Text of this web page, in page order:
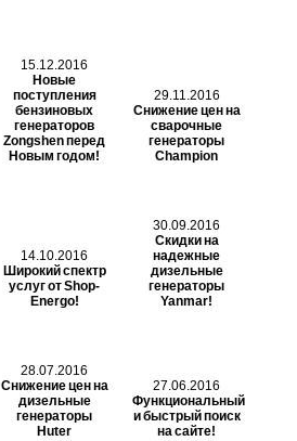
15.12.2016
Новые
поступления
бензиновых
генераторов
Zongshen перед
Новым годом!
29.11.2016
Снижение цен на
сварочные
генераторы
Champion
14.10.2016
Широкий спектр
услуг от Shop-
Energo!
30.09.2016
Скидки на
надежные
дизельные
генераторы
Yanmar!
28.07.2016
Снижение цен на
дизельные
генераторы
Huter
27.06.2016
Функциональный
и быстрый поиск
на сайте!